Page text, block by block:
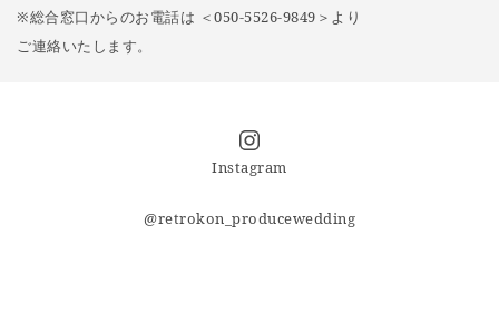
※総合窓口からのお電話は ＜050-5526-9849＞より
ご連絡いたします。
Instagram
@retrokon_producewedding